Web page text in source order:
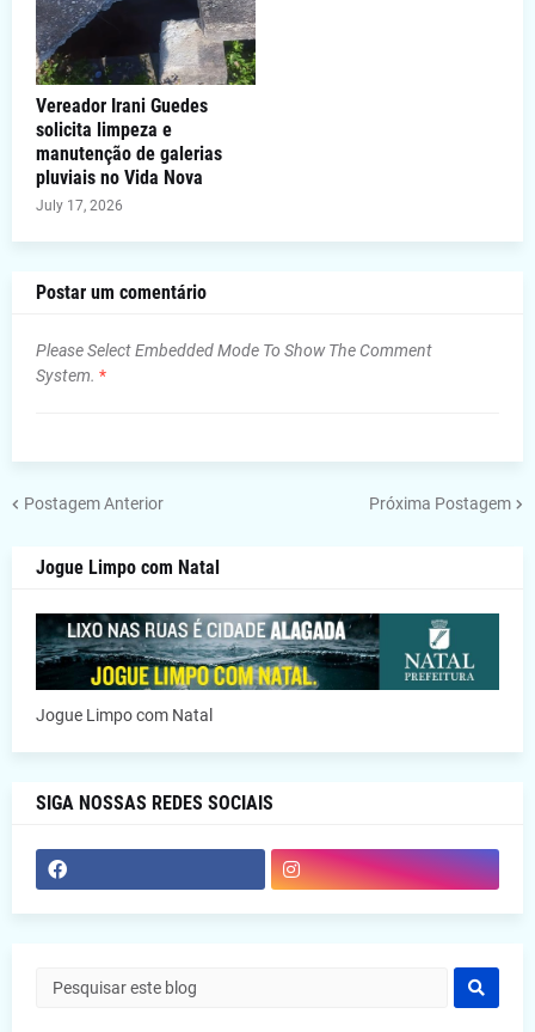
Vereador Irani Guedes
solicita limpeza e
manutenção de galerias
pluviais no Vida Nova
July 17, 2026
Postar um comentário
Please Select Embedded Mode To Show The Comment
System. *
Postagem Anterior Próxima Postagem
Jogue Limpo com Natal
Jogue Limpo com Natal
SIGA NOSSAS REDES SOCIAIS